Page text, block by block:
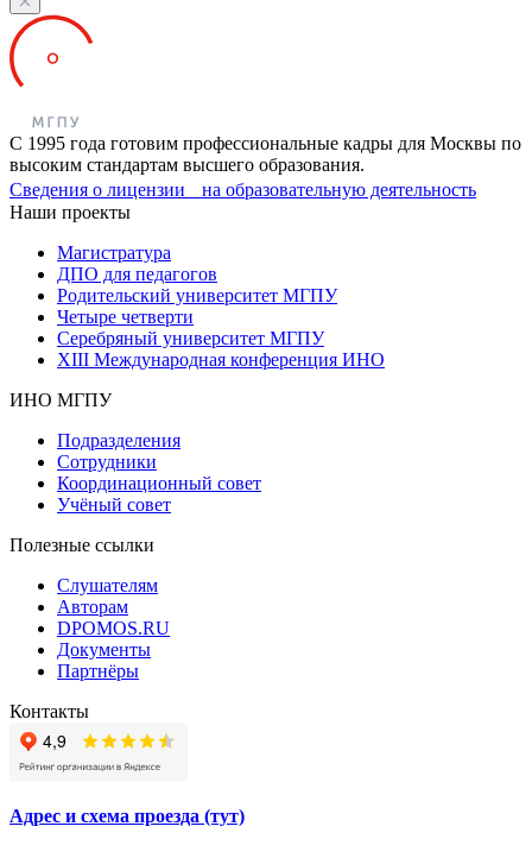
С 1995 года готовим профессиональные кадры для Москвы по
высоким стандартам высшего образования.
Сведения о лицензии на образовательную деятельность
Наши проекты
Магистратура
ДПО для педагогов
Родительский университет МГПУ
Четыре четверти
Серебряный университет МГПУ
XIII Международная конференция ИНО
ИНО МГПУ
Подразделения
Сотрудники
Координационный совет
Учёный совет
Полезные ссылки
Слушателям
Авторам
DPOMOS.RU
Документы
Партнёры
Контакты
Адрес и схема проезда (тут)